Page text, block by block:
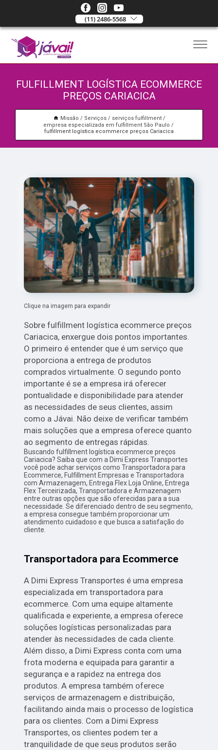
(11) 2486-5568
FULFILLMENT LOGÍSTICA ECOMMERCE
PREÇOS CARIACICA
Missão Serviços
serviços fulfillment
empresa especializada em fulfillment São Paulo
fulfillment logística ecommerce preços Cariacica
Clique na imagem para expandir
Sobre fulfillment logística ecommerce preços
Cariacica, enxergue dois pontos importantes.
O primeiro é entender que é um serviço que
proporciona a entrega de produtos
comprados virtualmente. O segundo ponto
importante é se a empresa irá oferecer
pontualidade e disponibilidade para atender
as necessidades de seus clientes, assim
como a Jávai. Não deixe de verificar também
mais soluções que a empresa oferece quanto
ao segmento de entregas rápidas.
Buscando fulfillment logística ecommerce preços
Cariacica? Saiba que com a Dimi Express Transportes
você pode achar serviços como Transportadora para
Ecommerce, Fulfillment Empresas e Transportadora
com Armazenagem, Entrega Flex Loja Online, Entrega
Flex Terceirizada, Transportadora e Armazenagem
entre outras opções que são oferecidas para a sua
necessidade. Se diferenciado dentro de seu segmento,
a empresa consegue também proporcionar um
atendimento cuidadoso e que busca a satisfação do
cliente.
Transportadora para Ecommerce
A Dimi Express Transportes é uma empresa
especializada em transportadora para
ecommerce. Com uma equipe altamente
qualificada e experiente, a empresa oferece
soluções logísticas personalizadas para
atender às necessidades de cada cliente.
Além disso, a Dimi Express conta com uma
frota moderna e equipada para garantir a
segurança e a rapidez na entrega dos
produtos. A empresa também oferece
serviços de armazenagem e distribuição,
facilitando ainda mais o processo de logística
para os clientes. Com a Dimi Express
Transportes, os clientes podem ter a
tranquilidade de que seus produtos serão